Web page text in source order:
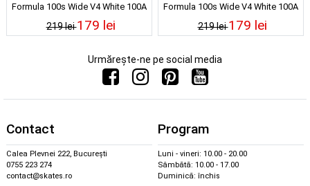
Formula 100s Wide V4 White 100A
53mm
219 lei179 lei
Formula 100s Wide V4 White 100A
52mm
219 lei179 lei
Urmărește-ne pe social media
Contact
Calea Plevnei 222, București
0755 223 274
contact@skates.ro
Program
Luni - vineri: 10.00 - 20.00
Sâmbătă: 10.00 - 17.00
Duminică: închis